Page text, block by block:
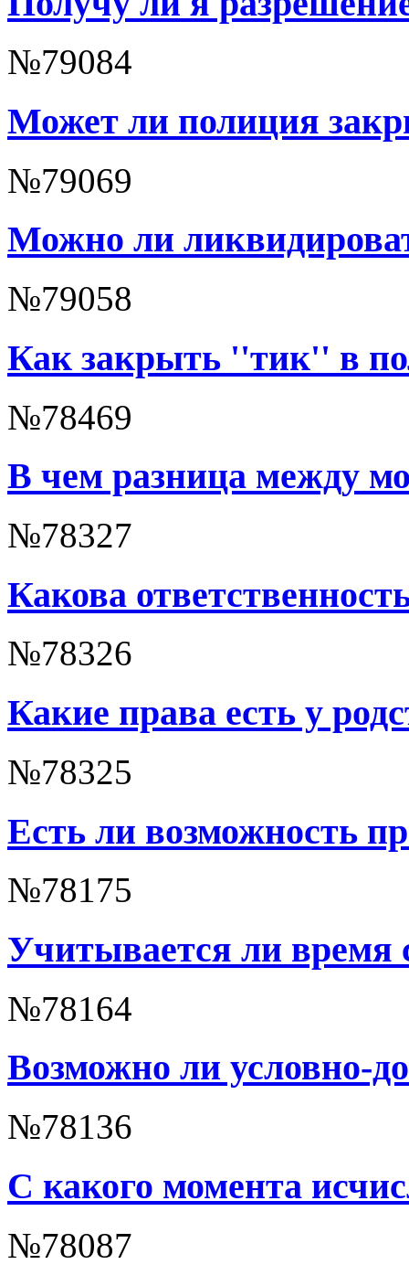
№79084
Может ли полиция
№79069
Можно ли
№79058
Как закрыть ''тик'' в
№78469
В чем разница между
№78327
Какова
№78326
Какие права есть у
№78325
Есть ли возможность
№78175
Учитывается ли время
№78164
Возможно ли условно-
№78136
С какого момента
№78087